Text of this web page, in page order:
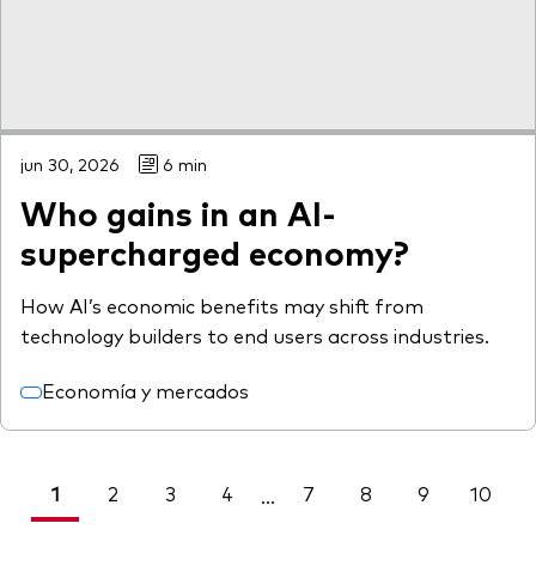
jun 30, 2026 6 min
Who gains in an AI-
supercharged economy?
How AI’s economic benefits may shift from
technology builders to end users across industries.
Economía y mercados
1 2 3 4 ... 7 8 9 10